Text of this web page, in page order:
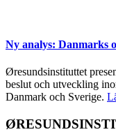
Ny analys: Danmarks
Øresundsinstituttet
beslut och utveckling
Danmark och Sverige.